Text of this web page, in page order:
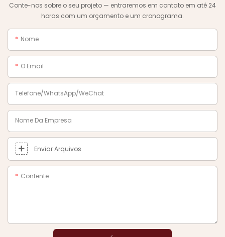
Conte-nos sobre o seu projeto — entraremos em contato em até 24
horas com um orçamento e um cronograma.
Nome
O Email
Telefone/WhatsApp/WeChat
Nome Da Empresa
Enviar Arquivos
Contente